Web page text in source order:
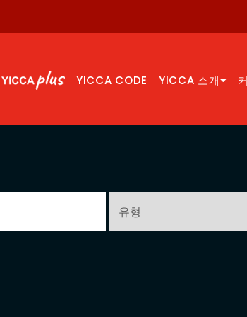
YICCA CODE YICCA 소개